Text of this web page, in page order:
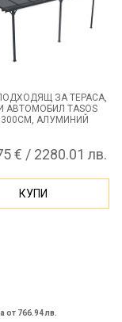
ЗА ТЕРАСА,
АВТОМОБИЛ TASOS
АЛУМИНИЙ
€ / 2280.01 лв.
КУПИ
от 766.94 лв.